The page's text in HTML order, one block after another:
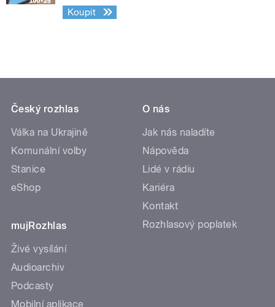
Koupit
Český rozhlas
Válka na Ukrajině
Komunální volby
Stanice
eShop
mujRozhlas
Živé vysílání
Audioarchiv
Podcasty
Mobilní aplikace
O nás
Jak nás naladíte
Nápověda
Lidé v rádiu
Kariéra
Kontakt
Rozhlasový poplatek